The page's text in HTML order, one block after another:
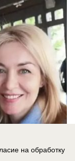
на обработку